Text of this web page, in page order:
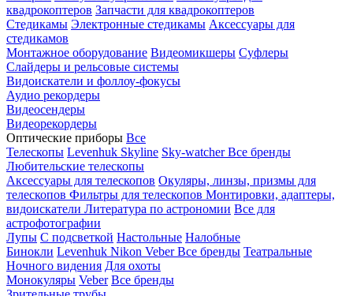
квадрокоптеров Запчасти для квадрокоптеров
Стедикамы Электронные стедикамы Аксессуары для
стедикамов
Монтажное оборудование Видеомикшеры Суфлеры
Слайдеры и рельсовые системы
Видоискатели и фоллоу-фокусы
Аудио рекордеры
Видеосендеры
Видеорекордеры
Оптические приборы Все
Телескопы Levenhuk Skyline Sky-watcherВсе бренды
Любительские телескопы
Аксессуары для телескопов Окуляры, линзы, призмы для
телескопов Фильтры для телескопов Монтировки, адаптеры,
видоискатели Литература по астрономии Все для
астрофотографии
Лупы С подсветкой Настольные Налобные
Бинокли Levenhuk Nikon VeberВсе бренды Театральные
Ночного видения Для охоты
Монокуляры Veber Все бренды